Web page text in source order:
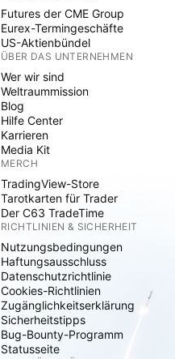
Futures der CME Group
Eurex-Termingeschäfte
US-Aktienbündel
ÜBER DAS UNTERNEHMEN
Wer wir sind
Weltraummission
Blog
Hilfe Center
Karrieren
Media Kit
MERCH
TradingView-Store
Tarotkarten für Trader
Der C63 TradeTime
RICHTLINIEN & SICHERHEIT
Nutzungsbedingungen
Haftungsausschluss
Datenschutzrichtlinie
Cookies-Richtlinien
Zugänglichkeitserklärung
Sicherheitstipps
Bug-Bounty-Programm
Statusseite